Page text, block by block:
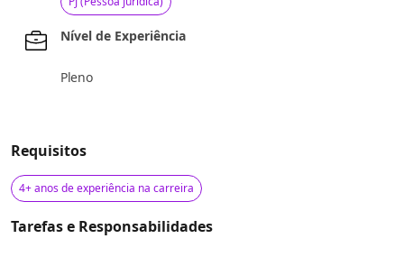
Nível de Experiência
Pleno
Requisitos
4+ anos de experiência na carreira
Tarefas e Responsabilidades